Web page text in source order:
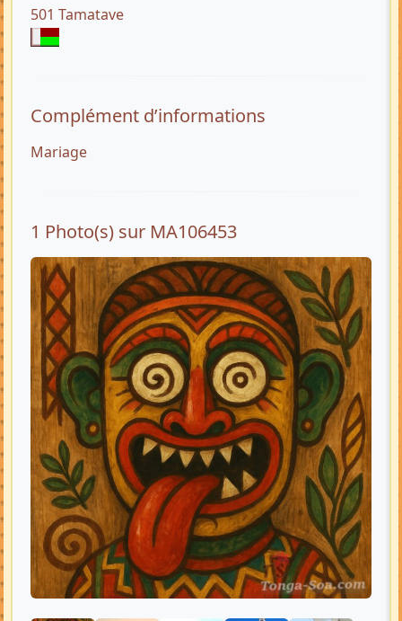
501 Tamatave
Complément d’informations
Mariage
1 Photo(s) sur MA106453